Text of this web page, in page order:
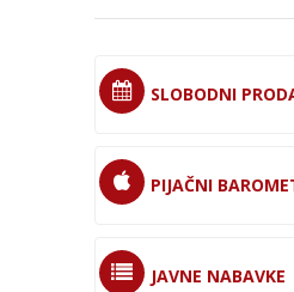
SLOBODNI
PIJAČNI
JAVNE NABAVKE